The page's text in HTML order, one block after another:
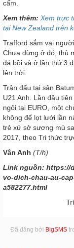
cấm.
Xem thêm: Xem trực
tại New Zealand trên
Trafford sắm vai
Chưa dừng ở đó, thủ
đá bồi và ở lần thứ 3
lên trời.
Trận đấu tại sân
U21 Anh. Lần đầu
ngôi tại EURO, một
không để lọt lưới lần
trẻ xứ sở sương mù
2017, theo Tri thức
Vân Anh (T/h)
Link nguồn: https://
vo-dich-chau-au-
a582277.html
Đã đăng bởi BigSMS